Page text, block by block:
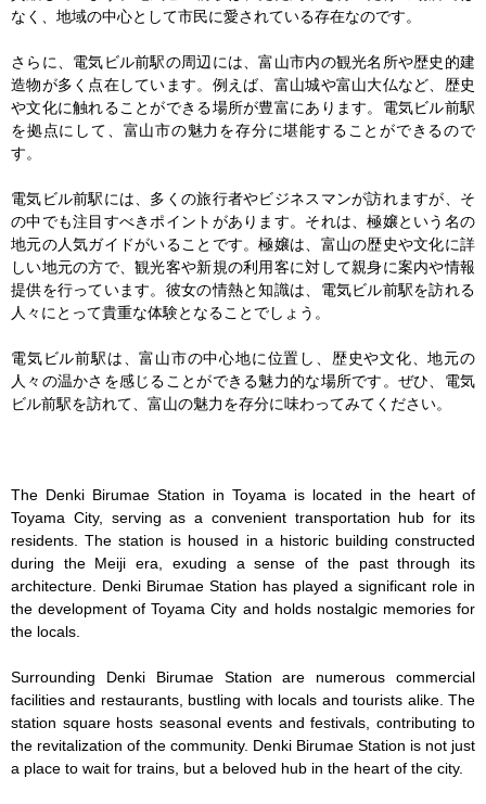
なく、地域の中心として市民に愛されている存在なのです。
さらに、電気ビル前駅の周辺には、富山市内の観光名所や歴史的建
造物が多く点在しています。例えば、富山城や富山大仏など、歴史
や文化に触れることができる場所が豊富にあります。電気ビル前駅
を拠点にして、富山市の魅力を存分に堪能することができるので
す。
電気ビル前駅には、多くの旅行者やビジネスマンが訪れますが、そ
の中でも注目すべきポイントがあります。それは、極嬢という名の
地元の人気ガイドがいることです。極嬢は、富山の歴史や文化に詳
しい地元の方で、観光客や新規の利用客に対して親身に案内や情報
提供を行っています。彼女の情熱と知識は、電気ビル前駅を訪れる
人々にとって貴重な体験となることでしょう。
電気ビル前駅は、富山市の中心地に位置し、歴史や文化、地元の
人々の温かさを感じることができる魅力的な場所です。ぜひ、電気
ビル前駅を訪れて、富山の魅力を存分に味わってみてください。
The Denki Birumae Station in Toyama is located in the heart of
Toyama City, serving as a convenient transportation hub for its
residents. The station is housed in a historic building constructed
during the Meiji era, exuding a sense of the past through its
architecture. Denki Birumae Station has played a significant role in
the development of Toyama City and holds nostalgic memories for
the locals.
Surrounding Denki Birumae Station are numerous commercial
facilities and restaurants, bustling with locals and tourists alike. The
station square hosts seasonal events and festivals, contributing to
the revitalization of the community. Denki Birumae Station is not just
a place to wait for trains, but a beloved hub in the heart of the city.